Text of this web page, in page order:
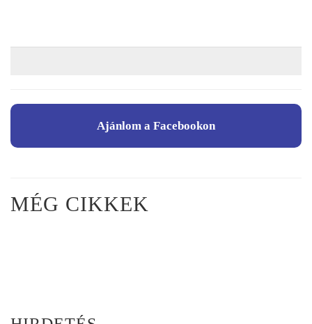
Ajánlom a Facebookon
MÉG CIKKEK